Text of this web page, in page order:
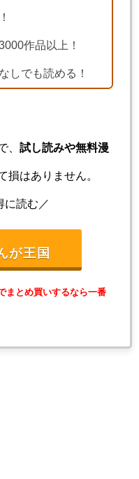
作品以上！
しでも読める！
、 試し読みや無料漫
損はありません。
に読む／
が王国
まとめ買いするなら一番